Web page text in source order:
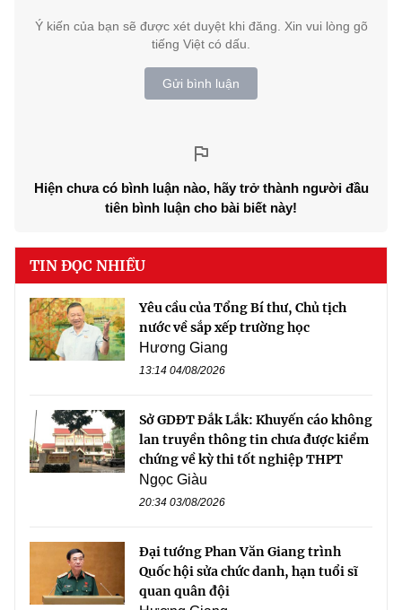
Ý kiến của bạn sẽ được xét duyệt khi đăng. Xin vui lòng gõ
tiếng Việt có dấu.
Gửi bình luận
Hiện chưa có bình luận nào, hãy trở thành người đầu
tiên bình luận cho bài biết này!
TIN ĐỌC NHIỀU
Yêu cầu của Tổng Bí thư, Chủ tịch
nước về sắp xếp trường học
Hương Giang
13:14 04/08/2026
Sở GDĐT Đắk Lắk: Khuyến cáo không
lan truyền thông tin chưa được kiểm
chứng về kỳ thi tốt nghiệp THPT
Ngọc Giàu
20:34 03/08/2026
Đại tướng Phan Văn Giang trình
Quốc hội sửa chức danh, hạn tuổi sĩ
quan quân đội